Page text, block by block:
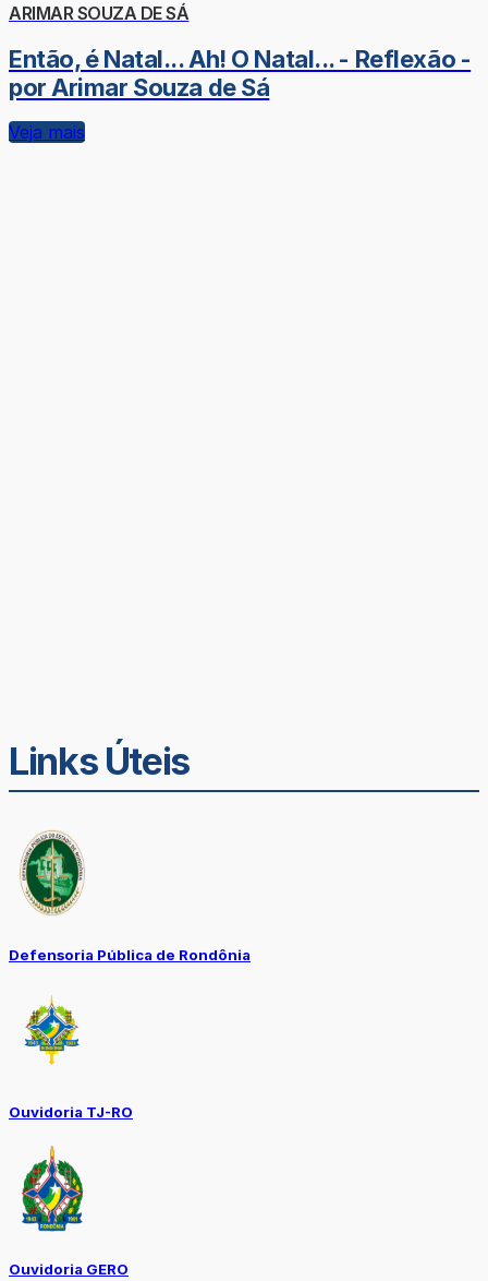
ARIMAR SOUZA DE SÁ
Então, é Natal... Ah! O Natal... - Reflexão -
por Arimar Souza de Sá
Veja mais
Links Úteis
Defensoria Pública de Rondônia
Ouvidoria TJ-RO
Ouvidoria GERO